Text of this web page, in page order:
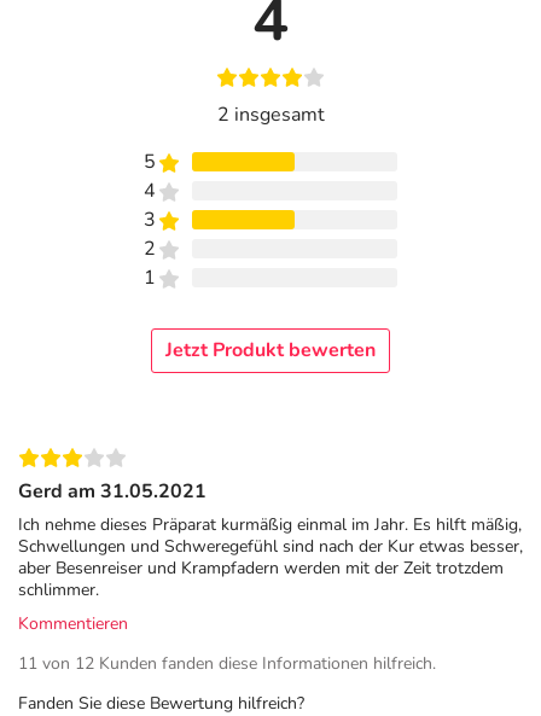
Tragen Sie Schuhe mit niedrigerem Absatz und einer
Bauen Sie Sport, Yoga, Pilates oder spezielle Venen-
Übungen in Ihren Alltag ein.
Wenden Sie Antistax® Extra Venentabletten wie
empfohlen an.
Tragen Sie verordnete Kompressionsstrümpfe
Sind die Beine schwer und geschwollen? Dann
nach unserer empfohlenen Formel „LLSS“: Lieber Laufen
und Liegen als Stehen und Sitzen. Wer viel sitzt oder
Dadurch erhöht sich der Druck auf die Venenwand und die
Venen entzünden sich.
Häufige Fragen & Antworten
Für wen eignen sich die Venentabletten?
Antistax® extra Venentabletten werden bei Erwachsenen
Beinvenen angewendet.
4
2 insgesamt
5
4
3
2
1
Jetzt Produkt bewerten
Gerd am 31.05.2021
Ich nehme dieses Präparat kurmäßig einmal im Jahr. Es hilft mäßig,
Schwellungen und Schweregefühl sind nach der Kur etwas besser,
aber Besenreiser und Krampfadern werden mit der Zeit trotzdem
schlimmer.
Kommentieren
11 von 12 Kunden fanden diese Informationen hilfreich.
Fanden Sie diese Bewertung hilfreich?